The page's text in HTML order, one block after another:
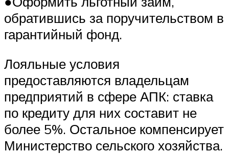
обратившись за поручительством в
гарантийный фонд.
Лояльные условия
предоставляются владельцам
предприятий в сфере АПК: ставка
по кредиту для них составит не
более 5%. Остальное компенсирует
Министерство сельского хозяйства.